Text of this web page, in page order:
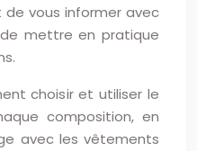
vous informer avec
mettre en pratique
choisir et utiliser le
composition, en
avec les vêtements